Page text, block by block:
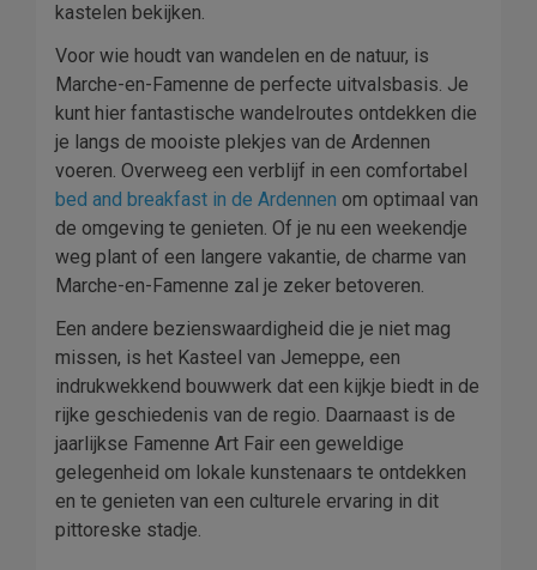
kastelen bekijken.
Voor wie houdt van wandelen en de natuur, is
Marche-en-Famenne de perfecte uitvalsbasis. Je
kunt hier fantastische wandelroutes ontdekken die
je langs de mooiste plekjes van de Ardennen
voeren. Overweeg een verblijf in een comfortabel
bed and breakfast in de Ardennen om optimaal van
de omgeving te genieten. Of je nu een weekendje
weg plant of een langere vakantie, de charme van
Marche-en-Famenne zal je zeker betoveren.
Een andere bezienswaardigheid die je niet mag
missen, is het Kasteel van Jemeppe, een
indrukwekkend bouwwerk dat een kijkje biedt in de
rijke geschiedenis van de regio. Daarnaast is de
jaarlijkse Famenne Art Fair een geweldige
gelegenheid om lokale kunstenaars te ontdekken
en te genieten van een culturele ervaring in dit
pittoreske stadje.